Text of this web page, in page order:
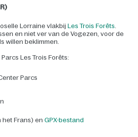
Lorraine vlakbij Les Trois Forêts
en niet ver van de Vogezen, voor de
willen beklimmen.
Les Trois Forêts:
Parcs
het Frans) en GPX-bestand